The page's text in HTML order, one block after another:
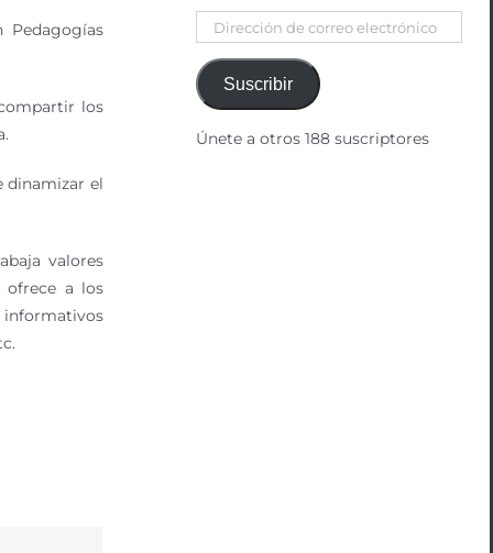
Pedagogías
los
dinamizar el
valores
ofrece a los
informativos
Dirección
correo
electrónico
Suscribir
Únete a otros 188 suscriptores